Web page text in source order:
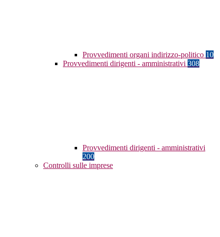
Provvedimenti organi indirizzo-politico 10
Provvedimenti dirigenti - amministrativi 308
Provvedimenti dirigenti - amministrativi
200
Controlli sulle imprese